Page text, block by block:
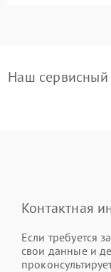
Наш сервисный
Контактная
Если требуется
свои данные и